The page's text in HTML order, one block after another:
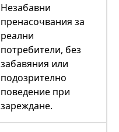
Незабавни
пренасочвания за
реални
потребители, без
забавяния или
подозрително
поведение при
зареждане.